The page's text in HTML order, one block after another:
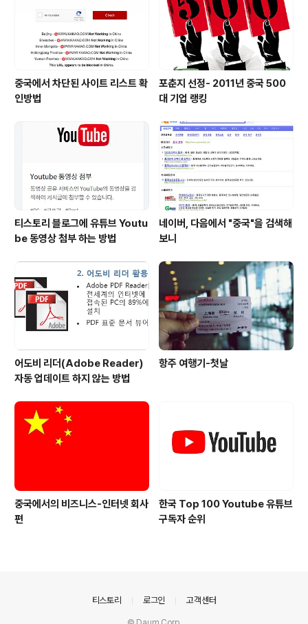
중국에서 차단된 사이트 리스트 확
인방법
포춘지 선정- 2011년 중국 500
대 기업 랭킹
티스토리 블로그에 유튜브 Youtu
be 동영상 첨부 하는 방법
네이버, 다음에서 "중국"을 검색해
보니
어도비 리더(Adobe Reader)
자동 업데이트 하지 않는 방법
항주 여행기-첫날
중국에서의 비즈니스-인터넷 회사
편
한국 Top 100 Youtube 유튜브
구독자 순위
티스토리 로그인 고객센터